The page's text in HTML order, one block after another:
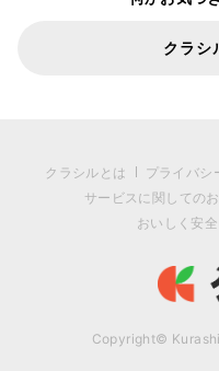
クラシ
クラシルとは プライバシ
サービスに関しての
おいしく安
Copyright©